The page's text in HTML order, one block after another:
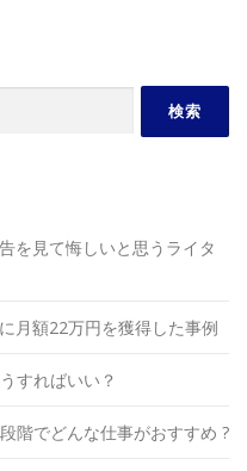
を見て悔しいと思うライタ
月額22万円を獲得した事例
すればいい？
階でどんな仕事がおすすめ ?